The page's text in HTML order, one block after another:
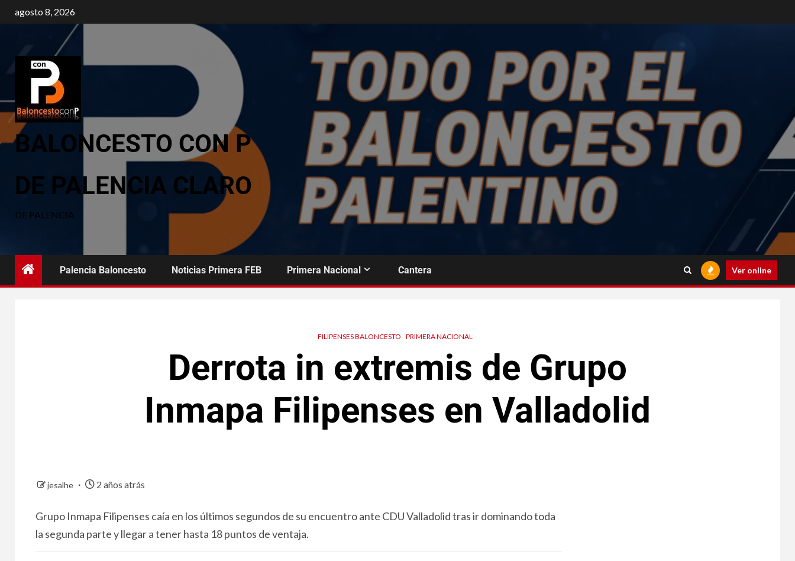
agosto 8, 2026
BALONCESTO CON P
DE PALENCIA CLARO
DE PALENCIA
Palencia Baloncesto Noticias Primera FEB Primera Nacional Cantera Ver online
FILIPENSES BALONCESTO PRIMERA NACIONAL
Derrota in extremis de Grupo
Inmapa Filipenses en Valladolid
jesalhe 2 años atrás
Grupo Inmapa Filipenses caía en los últimos segundos de su encuentro ante CDU Valladolid tras ir dominando toda
la segunda parte y llegar a tener hasta 18 puntos de ventaja.